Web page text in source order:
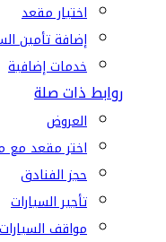
اختيار مقعد
إضافة تأمين
خدمات إضافية
روابط ذات صلة
العروض
اختر مقعد مع
حجز الفنادق
تأجير السيارات
مواقف